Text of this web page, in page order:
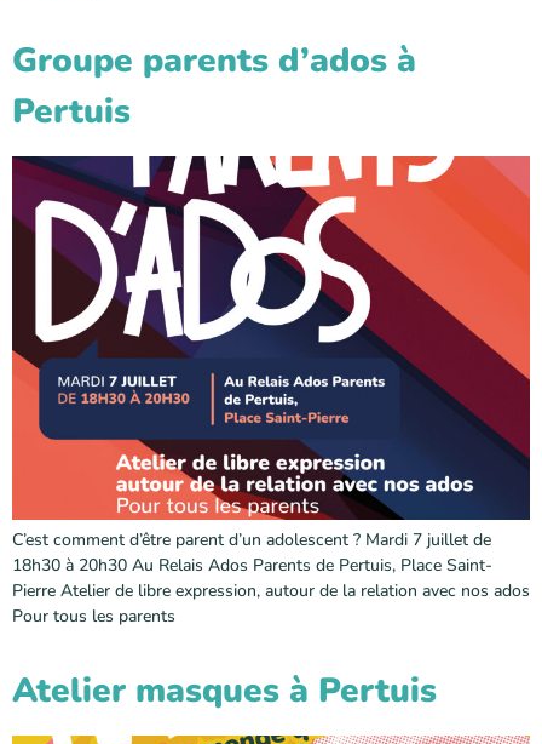
Groupe parents d’ados à
Pertuis
C’est comment d’être parent d’un adolescent ? Mardi 7 juillet de
18h30 à 20h30 Au Relais Ados Parents de Pertuis, Place Saint-
Pierre Atelier de libre expression, autour de la relation avec nos ados
Pour tous les parents
Atelier masques à Pertuis